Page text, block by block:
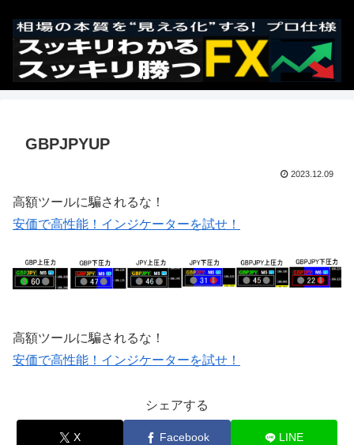
GBPJPYUP
2023.12.09
高額ツールに騙されるな！
安価で高性能！インジケーターを試せ！
高額ツールに騙されるな！
安価で高性能！インジケーターを試せ！
シェアする
X Facebook LINE